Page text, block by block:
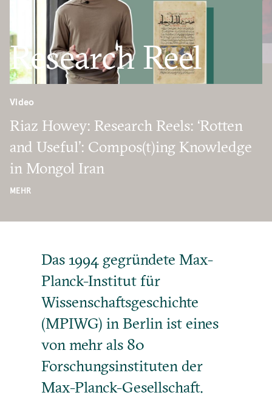
Research Reel
Video
Riaz Howey: Research Reels: ‘Rotten
and Useful’: Compos(t)ing Knowledge
in Mongol Iran
MEHR
Das 1994 gegründete Max-
Planck-Institut für
Wissenschaftsgeschichte
(MPIWG) in Berlin ist eines
von mehr als 80
Forschungsinstituten der
Max-Planck-Gesellschaft.